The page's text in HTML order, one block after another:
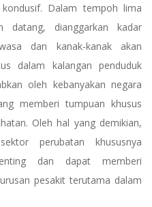
Dalam tempoh lima
datang, dianggarkan kadar
dan kanak-kanak akan
dalam kalangan penduduk
oleh kebanyakan negara
memberi tumpuan khusus
Oleh hal yang demikian,
perubatan khususnya
dan dapat memberi
pesakit terutama dalam